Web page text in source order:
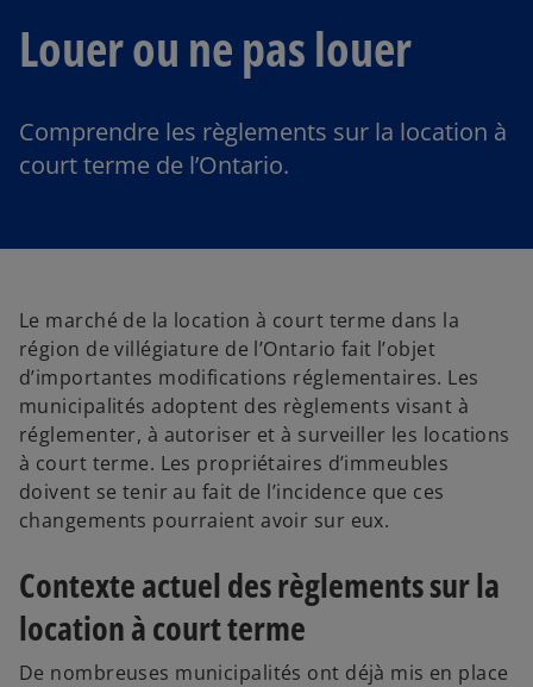
Louer ou ne pas louer
Comprendre les règlements sur la location à
court terme de l’Ontario.
Le marché de la location à court terme dans la
région de villégiature de l’Ontario fait l’objet
d’importantes modifications réglementaires. Les
municipalités adoptent des règlements visant à
réglementer, à autoriser et à surveiller les locations
à court terme. Les propriétaires d’immeubles
doivent se tenir au fait de l’incidence que ces
changements pourraient avoir sur eux.
Contexte actuel des règlements sur la
location à court terme
De nombreuses municipalités ont déjà mis en place